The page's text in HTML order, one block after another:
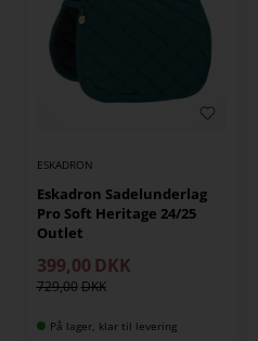
ESKADRON
Eskadron Sadelunderlag
Pro Soft Heritage 24/25
Outlet
399,00 DKK
729,00
På lager, klar til levering